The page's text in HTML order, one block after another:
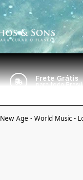
Frete Grátis
para todo Brasil
New Age - World Music -